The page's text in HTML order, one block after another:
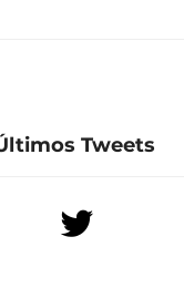
Tweets